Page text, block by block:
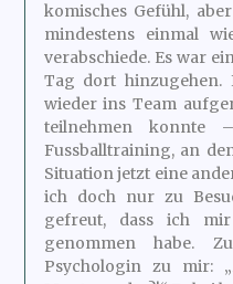
komisches Gefühl,
mindestens einmal
verabschiede. Es war
Tag dort hinzugehen.
wieder ins Team
teilnehmen
Fussballtraining, an
Situation jetzt eine
ich doch nur zu
gefreut, dass ich
genommen habe.
Psychologin zu mir: